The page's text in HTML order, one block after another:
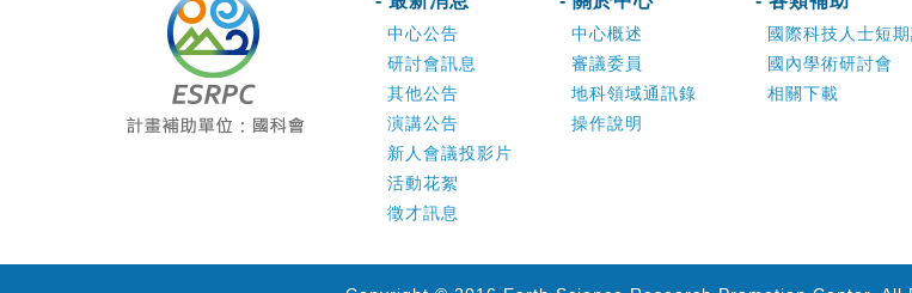
中心公告
研討會訊息
其他公告
演講公告
新人會議投影片
活動花絮
徵才訊息
中心概述
審議委員
地科領域通訊錄
操作說明
國際科技人士短期
國內學術研討會
相關下載